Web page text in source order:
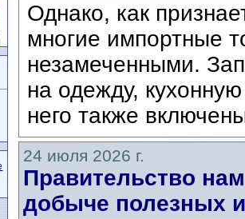
Однако, как
многие импортные
незамеченными.
на одежду,
него также
24 июля 2026 г.
Правительство
добыче полезных